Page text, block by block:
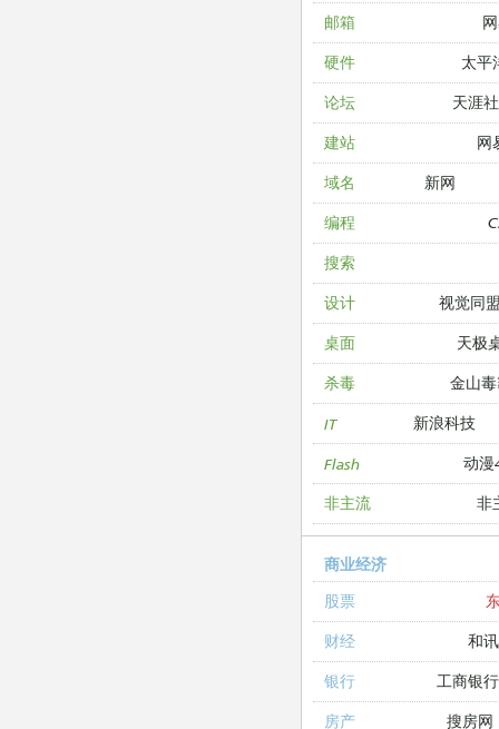
邮箱
硬件 太平
论坛 天涯
建站 网
域名 新网
编程
搜索
设计 视觉同
桌面 天极
杀毒 金山
IT 新浪科技
Flash 动漫
非主流 非
商业经济
股票
财经 和
银行 工商银行
房产 搜房网